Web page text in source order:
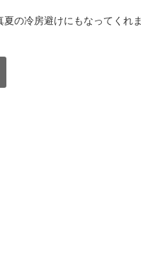
の冷房避けにもなってくれま